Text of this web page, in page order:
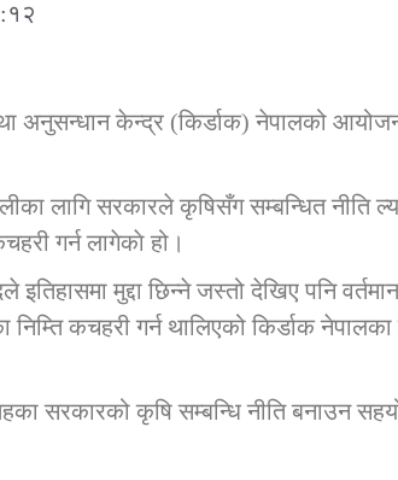
तातोपानी गाउँपालिका जुम्लाको महिला
अनुसन्धान केन्द्र (किर्डाक) नेपालको
लागि सरकारले कृषिसँग सम्बन्धित नीति
गर्न लागेकाे हो।
मुद्दा छिन्ने जस्तो देखिए पनि
निम्ति कचहरी गर्न थालिएको किर्डाक नेपालका
सरकारको कृषि सम्बन्धि नीति बनाउन